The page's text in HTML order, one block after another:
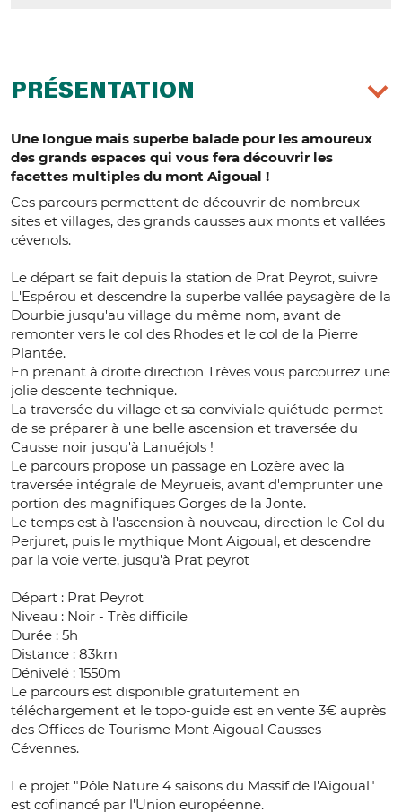
PRÉSENTATION
Une longue mais superbe balade pour les amoureux
des grands espaces qui vous fera découvrir les
facettes multiples du mont Aigoual !
Ces parcours permettent de découvrir de nombreux
sites et villages, des grands causses aux monts et vallées
cévenols.
Le départ se fait depuis la station de Prat Peyrot, suivre
L'Espérou et descendre la superbe vallée paysagère de la
Dourbie jusqu'au village du même nom, avant de
remonter vers le col des Rhodes et le col de la Pierre
Plantée.
En prenant à droite direction Trèves vous parcourrez une
jolie descente technique.
La traversée du village et sa conviviale quiétude permet
de se préparer à une belle ascension et traversée du
Causse noir jusqu'à Lanuéjols !
Le parcours propose un passage en Lozère avec la
traversée intégrale de Meyrueis, avant d'emprunter une
portion des magnifiques Gorges de la Jonte.
Le temps est à l'ascension à nouveau, direction le Col du
Perjuret, puis le mythique Mont Aigoual, et descendre
par la voie verte, jusqu'à Prat peyrot
Départ : Prat Peyrot
Niveau : Noir - Très difficile
Durée : 5h
Distance : 83km
Dénivelé : 1550m
Le parcours est disponible gratuitement en
téléchargement et le topo-guide est en vente 3€ auprès
des Offices de Tourisme Mont Aigoual Causses
Cévennes.
Le projet "Pôle Nature 4 saisons du Massif de l'Aigoual"
est cofinancé par l'Union européenne.